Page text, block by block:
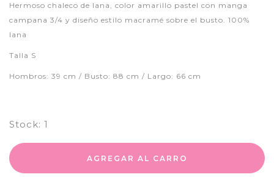
Hermoso chaleco de lana, color amarillo pastel con manga
campana 3/4 y diseño estilo macramé sobre el busto. 100%
lana
Talla S
Hombros: 39 cm / Busto: 88 cm / Largo: 66 cm
Stock: 1
AGREGAR AL CARRO